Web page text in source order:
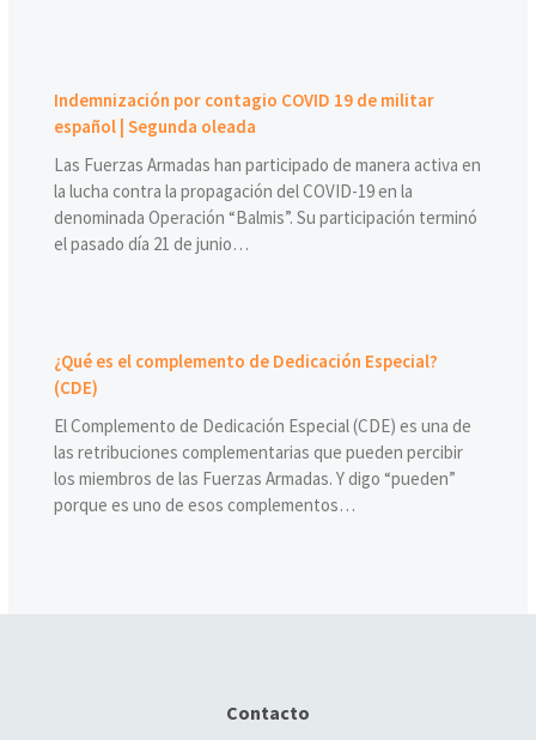
Indemnización por contagio COVID 19 de militar
español | Segunda oleada
Las Fuerzas Armadas han participado de manera activa en
la lucha contra la propagación del COVID-19 en la
denominada Operación “Balmis”. Su participación terminó
el pasado día 21 de junio…
¿Qué es el complemento de Dedicación Especial?
(CDE)
El Complemento de Dedicación Especial (CDE) es una de
las retribuciones complementarias que pueden percibir
los miembros de las Fuerzas Armadas. Y digo “pueden”
porque es uno de esos complementos…
Contacto